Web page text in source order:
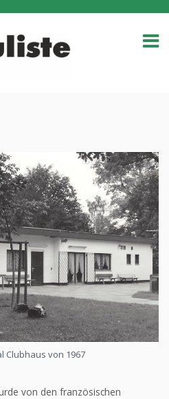
Clubhaus von 1967
von den französischen